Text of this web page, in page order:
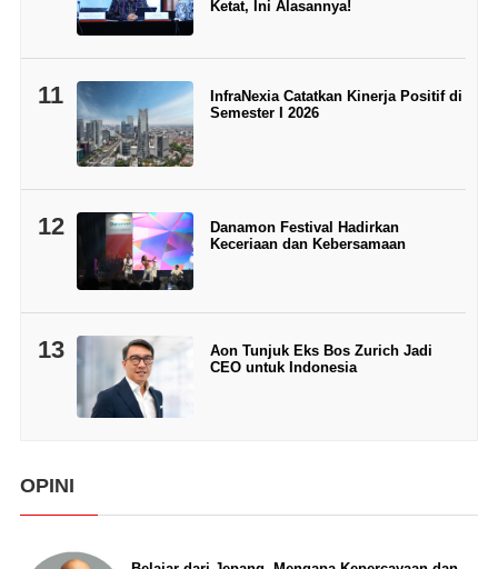
Ketat, Ini Alasannya!
11
InfraNexia Catatkan Kinerja Positif di
Semester I 2026
12
Danamon Festival Hadirkan
Keceriaan dan Kebersamaan
13
Aon Tunjuk Eks Bos Zurich Jadi
CEO untuk Indonesia
OPINI